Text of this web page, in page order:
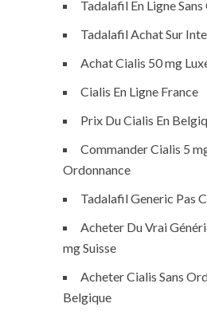
Tadalafil En Ligne
Tadalafil Achat Sur
Achat Cialis 50 mg
Cialis En Ligne France
Prix Du Cialis En
Commander Cialis 5
Ordonnance
Tadalafil Generic Pas
Acheter Du Vrai
mg Suisse
Acheter Cialis Sans
Belgique